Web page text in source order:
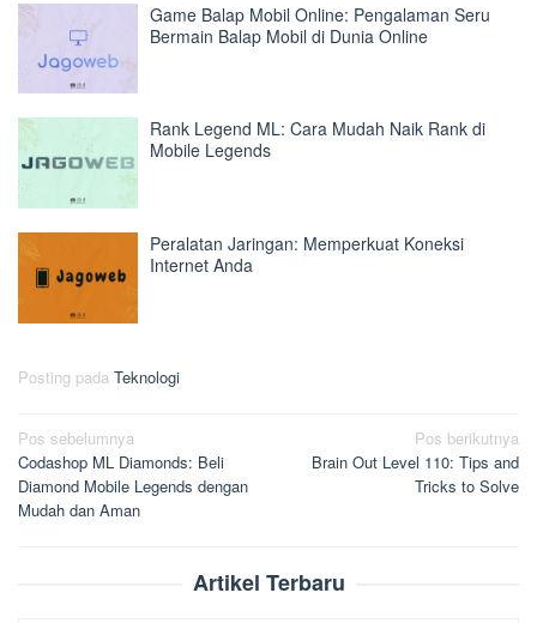
Game Balap Mobil Online: Pengalaman Seru
Bermain Balap Mobil di Dunia Online
Rank Legend ML: Cara Mudah Naik Rank di
Mobile Legends
Peralatan Jaringan: Memperkuat Koneksi
Internet Anda
Posting pada Teknologi
Navigasi
pos
Pos sebelumnya
Codashop ML Diamonds: Beli
Diamond Mobile Legends dengan
Mudah dan Aman
Pos berikutnya
Brain Out Level 110: Tips and
Tricks to Solve
Artikel Terbaru